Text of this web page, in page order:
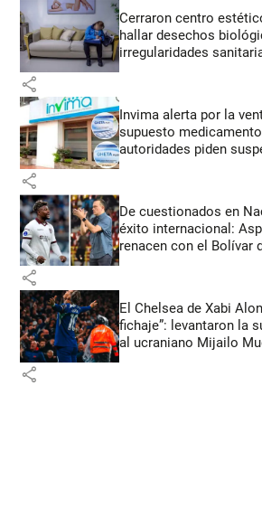
Cerraron centro
hallar desechos
irregularidades
share
Invima alerta por la
supuesto
autoridades piden
share
De cuestionados en
éxito internacional:
renacen con el Bolívar
share
El Chelsea de Xabi
fichaje”: levantaron la
al ucraniano Mijailo
share